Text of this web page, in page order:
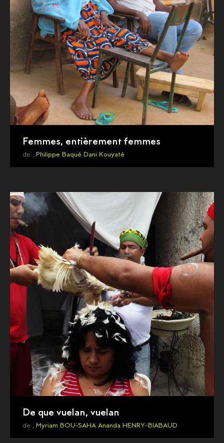
Femmes, entièrement femmes
de , Philippe Baqué Dani Kouyaté
De que vuelan, vuelan
de , Myriam BOU-SAHA Ananda HENRY-BIABAUD